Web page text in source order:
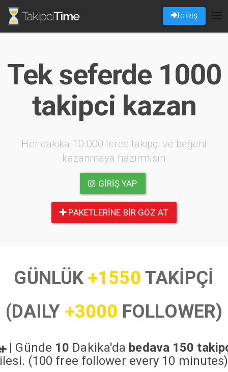
GİRİŞ
Tek seferde 1000
takipci kazan
Her dakika 10.000 lerce takipçi ve beğeni
kazanmaya hazırmısın
GIRIŞ YAP
PAKETLERINE BIR GÖZ AT
GÜNLÜK+1550 TAKİPÇİ
(DAILY +3000 FOLLOWER)
| Günde 10 Dakika'da bedava 150
(100 free follower every 10 minutes)